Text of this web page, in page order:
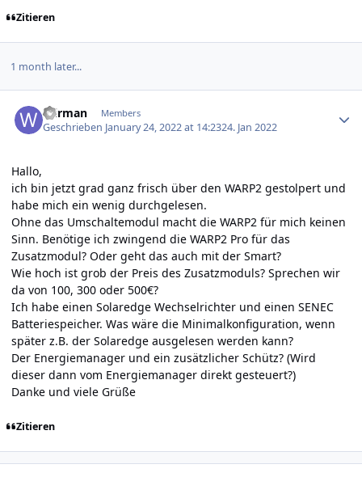
Zitieren
1 month later...
Wirman Members
Geschrieben January 24, 2022 at 14:2324. Jan 2022
Hallo,
ich bin jetzt grad ganz frisch über den WARP2 gestolpert und
habe mich ein wenig durchgelesen.
Ohne das Umschaltemodul macht die WARP2 für mich keinen
Sinn. Benötige ich zwingend die WARP2 Pro für das
Zusatzmodul? Oder geht das auch mit der Smart?
Wie hoch ist grob der Preis des Zusatzmoduls? Sprechen wir
da von 100, 300 oder 500€?
Ich habe einen Solaredge Wechselrichter und einen SENEC
Batteriespeicher. Was wäre die Minimalkonfiguration, wenn
später z.B. der Solaredge ausgelesen werden kann?
Der Energiemanager und ein zusätzlicher Schütz? (Wird
dieser dann vom Energiemanager direkt gesteuert?)
Danke und viele Grüße
Zitieren